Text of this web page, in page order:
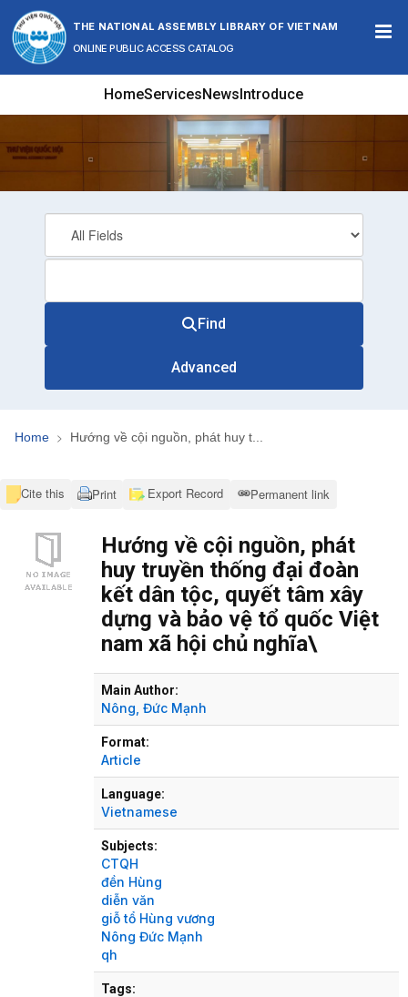
Skip to content
THE NATIONAL ASSEMBLY LIBRARY OF VIETNAM
ONLINE PUBLIC ACCESS CATALOG
HomeServicesNewsIntroduce
Find
Advanced
Home Hướng về cội nguồn, phát huy t...
Cite this Print Export Record Permanent link
Hướng về cội nguồn, phát
huy truyền thống đại đoàn
kết dân tộc, quyết tâm xây
dựng và bảo vệ tổ quốc Việt
nam xã hội chủ nghĩa\
Main Author:
Nông, Đức Mạnh
Format:
Article
Language:
Vietnamese
Subjects:
CTQH
đền Hùng
diễn văn
giỗ tổ Hùng vương
Nông Đức Mạnh
qh
Tags: